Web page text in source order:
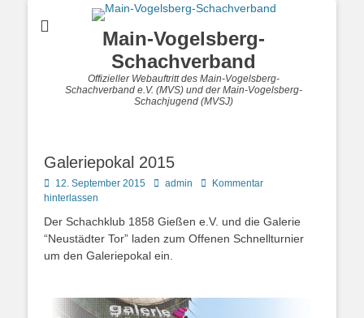
Main-Vogelsberg-
Schachverband
Offizieller Webauftritt des Main-Vogelsberg-
Schachverband e.V. (MVS) und der Main-Vogelsberg-
Schachjugend (MVSJ)
Galeriepokal 2015
Posted
on
12. September 2015 Autoradmin
Kommentar
hinterlassen
Der Schachklub 1858 Gießen e.V. und die Galerie
“Neustädter Tor” laden zum Offenen Schnellturnier
um den Galeriepokal ein.